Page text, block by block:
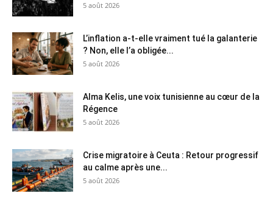
5 août 2026
L’inflation a-t-elle vraiment tué la galanterie
? Non, elle l’a obligée...
5 août 2026
Alma Kelis, une voix tunisienne au cœur de la
Régence
5 août 2026
Crise migratoire à Ceuta : Retour progressif
au calme après une...
5 août 2026